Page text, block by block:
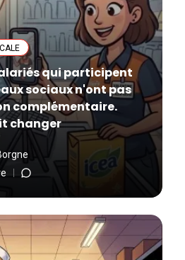
qui participent
sociaux n'ont pas
complémentaire.
changer